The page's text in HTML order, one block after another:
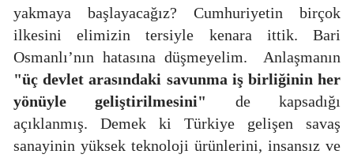
yakmaya başlayacağız? Cumhuriyetin birçok
ilkesini elimizin tersiyle kenara ittik. Bari
Osmanlı’nın hatasına düşmeyelim.
Anlaşmanın
"üç devlet arasındaki savunma iş birliğinin her
yönüyle geliştirilmesini"
de kapsadığı
açıklanmış. Demek ki Türkiye gelişen savaş
sanayinin yüksek teknoloji ürünlerini, insansız ve